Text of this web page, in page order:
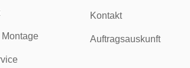
Kontakt
Auftragsauskunft